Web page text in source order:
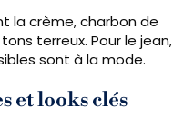
la crème, charbon de
terreux. Pour le jean,
sont à la mode.
et looks clés